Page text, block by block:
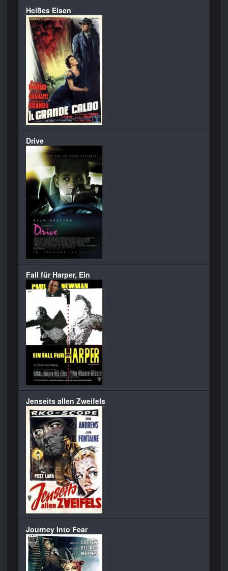
Heißes Eisen
Drive
Fall für Harper, Ein
Jenseits allen Zweifels
Journey Into Fear